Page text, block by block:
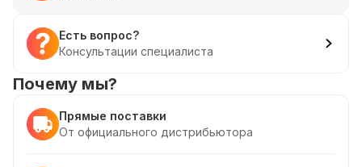
Есть вопрос?
Консультации специалиста
Почему мы?
Прямые поставки
От официального дистрибьютора